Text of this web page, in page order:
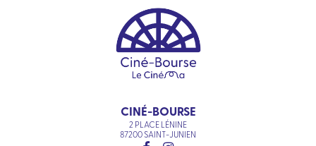
CINÉ-BOURSE
2 PLACE LÉNINE
87200 SAINT-JUNIEN